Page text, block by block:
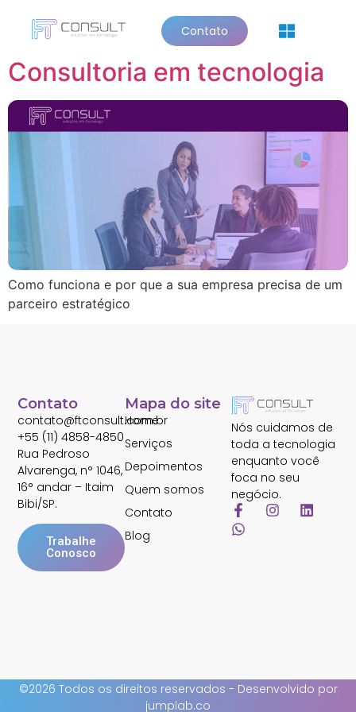
Contato
Tag:escalabilidade
Consultoria em tecnologia
Como funciona e por que a sua empresa precisa de um
parceiro estratégico
Nós cuidamos de
toda a tecnologia
enquanto você
foca no seu
negócio.
Mapa do site
Home
Serviços
Depoimentos
Quem somos
Contato
Blog
Contato
Rua Pedroso
Alvarenga, n° 1046,
16° andar – Itaim
Bibi/SP.
Trabalhe
Conosco
contato@ftconsult.com.br
+55 (11) 4858-4850
©2026 Todos os direitos reservados - Desenvolvido por
jumplab.co